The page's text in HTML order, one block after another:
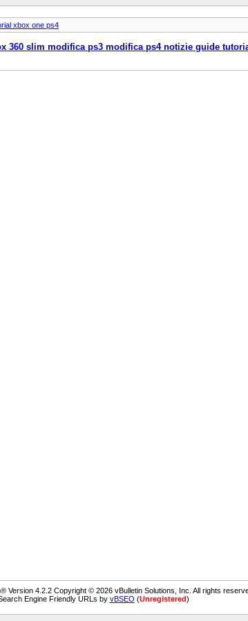
xbox one ps4
360 slim modifica ps3 modifica ps4 notizie guide
Version 4.2.2 Copyright © 2026 vBulletin Solutions, Inc. All rights
Engine Friendly URLs by vBSEO (Unregistered)